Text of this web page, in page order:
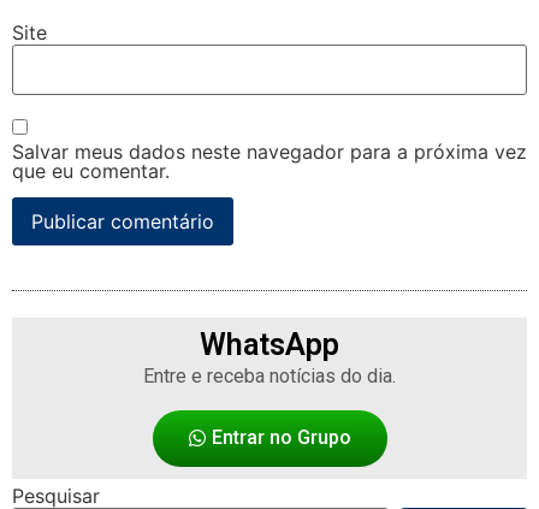
Site
Salvar meus dados neste navegador para a próxima vez
que eu comentar.
WhatsApp
Entre e receba notícias do dia.
Entrar no Grupo
Pesquisar